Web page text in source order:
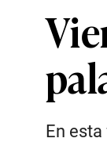
En